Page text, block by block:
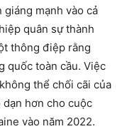
giáng mạnh vào cả
quân sự thành
thông điệp rằng
quốc toàn cầu. Việc
thể chối cãi của
hơn cho cuộc
vào năm 2022.